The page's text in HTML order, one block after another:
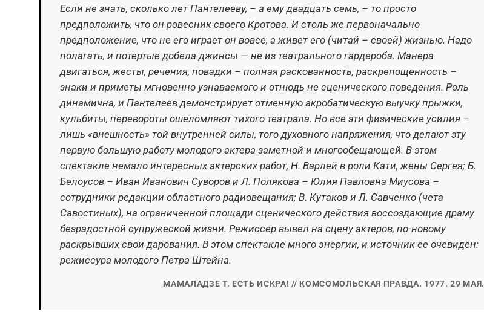
Если не знать, сколько лет Пантелееву, – а ему двадцать семь, – то просто
предположить, что он ровесник своего Кротова. И столь же первоначально
предположение, что не его играет он вовсе, а живет его (читай – своей) жизнью. Надо
полагать, и потертые добела джинсы — не из театрального гардероба. Манера
двигаться, жесты, речения, повадки – полная раскованность, раскрепощенность –
знаки и приметы мгновенно узнаваемого и отнюдь не сценического поведения. Роль
динамична, и Пантелеев демонстрирует отменную акробатическую выучку прыжки,
кульбиты, перевороты ошеломляют тихого театрала. Но все эти физические усилия –
лишь «внешность» той внутренней силы, того духовного напряжения, что делают эту
первую большую работу молодого актера заметной и многообещающей. В этом
спектакле немало интересных актерских работ, Н. Варлей в роли Кати, жены Сергея; Б.
Белоусов – Иван Иванович Суворов и Л. Полякова – Юлия Павловна Миусова –
сотрудники редакции областного радиовещания; В. Кутаков и Л. Савченко (чета
Савостиных), на ограниченной площади сценического действия воссоздающие драму
безрадостной супружеской жизни. Режиссер вывел на сцену актеров, по-новому
раскрывших свои дарования. В этом спектакле много энергии, и источник ее очевиден:
режиссура молодого Петра Штейна.
МАМАЛАДЗЕ Т. ЕСТЬ ИСКРА! // КОМСОМОЛЬСКАЯ ПРАВДА. 1977. 29 МАЯ.